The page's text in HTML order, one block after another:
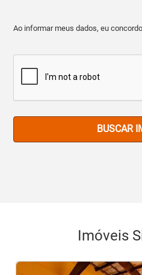
Ao informar meus dados, eu
BUSCAR
Imóveis